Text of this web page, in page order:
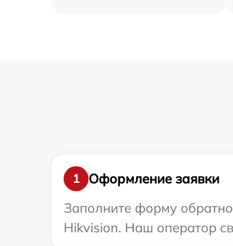
1
Оформление заявки
Заполните форму
Hikvision. Наш оператор